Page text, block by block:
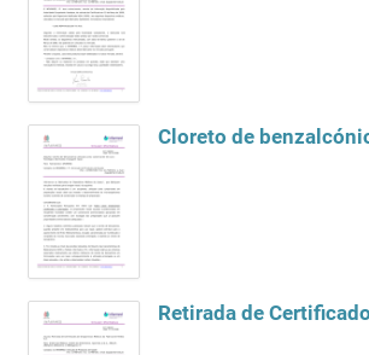
Cloreto de
Retirada de